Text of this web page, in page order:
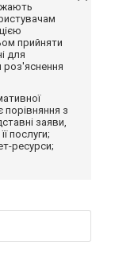
прийняти
для
роз'яснення
з
заяви,
послуги;
ресурси;